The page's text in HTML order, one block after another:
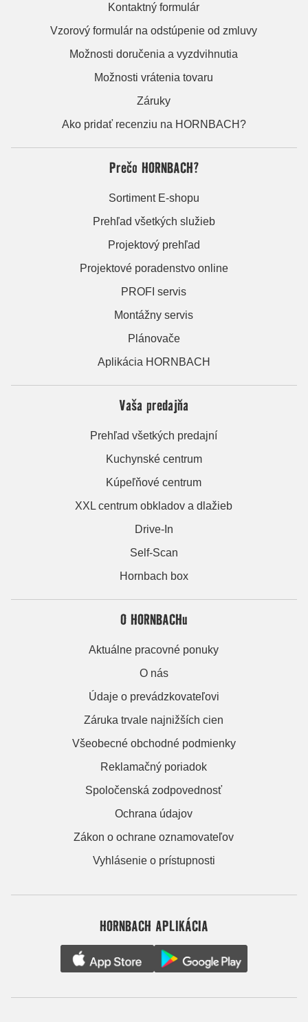
Kontaktný formulár
Vzorový formulár na odstúpenie od zmluvy
Možnosti doručenia a vyzdvihnutia
Možnosti vrátenia tovaru
Záruky
Ako pridať recenziu na HORNBACH?
Prečo HORNBACH?
Sortiment E-shopu
Prehľad všetkých služieb
Projektový prehľad
Projektové poradenstvo online
PROFI servis
Montážny servis
Plánovače
Aplikácia HORNBACH
Vaša predajňa
Prehľad všetkých predajní
Kuchynské centrum
Kúpeľňové centrum
XXL centrum obkladov a dlažieb
Drive-In
Self-Scan
Hornbach box
O HORNBACHu
Aktuálne pracovné ponuky
O nás
Údaje o prevádzkovateľovi
Záruka trvale najnižších cien
Všeobecné obchodné podmienky
Reklamačný poriadok
Spoločenská zodpovednosť
Ochrana údajov
Zákon o ochrane oznamovateľov
Vyhlásenie o prístupnosti
HORNBACH APLIKÁCIA